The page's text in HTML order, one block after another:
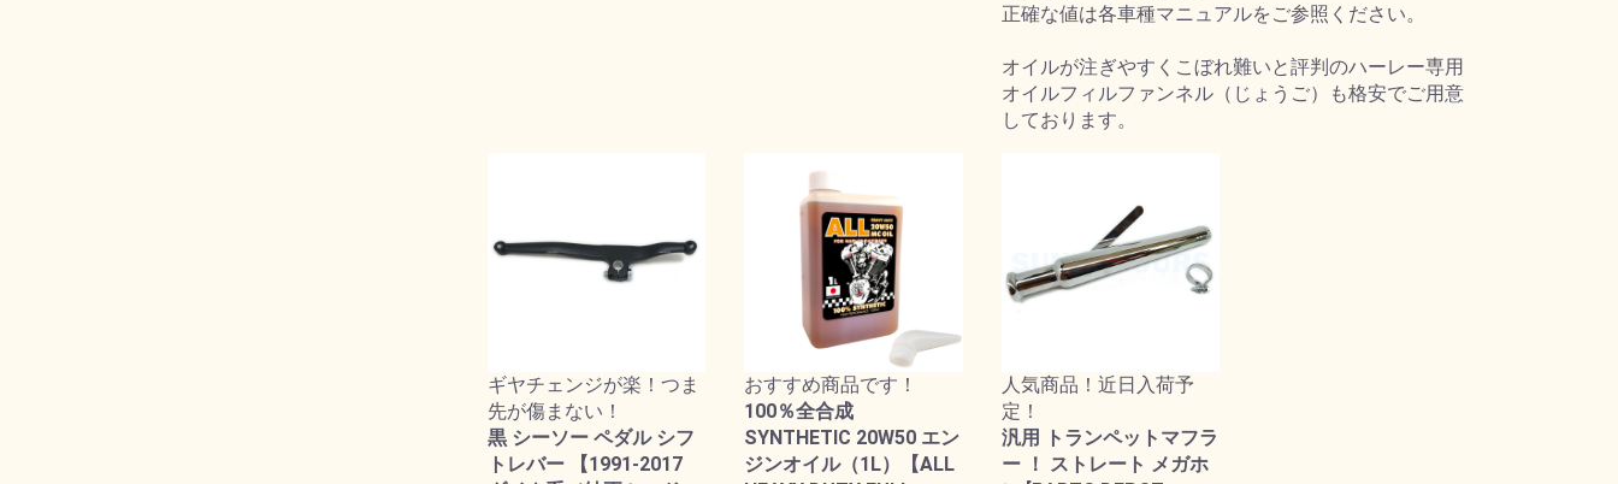
正確な値は各車種マニュアルをご参照ください。
オイルが注ぎやすくこぼれ難いと評判のハーレー専用
オイルフィルファンネル（じょうご）も格安でご用意
しております。
ギヤチェンジが楽！つま
先が傷まない！
黒 シーソー ペダル シフ
トレバー 【1991-2017
おすすめ商品です！
100％全合成
SYNTHETIC 20W50 エン
ジンオイル（1L）【ALL
人気商品！近日入荷予
定！
汎用 トランペットマフラ
ー ！ ストレート メガホ